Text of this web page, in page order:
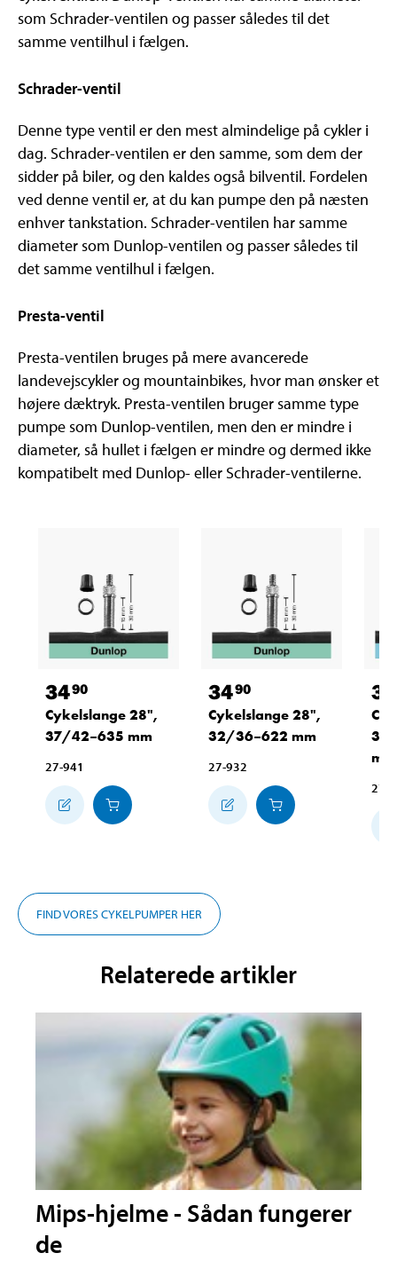
som Schrader-ventilen og passer således til det
samme ventilhul i fælgen.
Schrader-ventil
Denne type ventil er den mest almindelige på cykler i
dag. Schrader-ventilen er den samme, som dem der
sidder på biler, og den kaldes også bilventil. Fordelen
ved denne ventil er, at du kan pumpe den på næsten
enhver tankstation. Schrader-ventilen har samme
diameter som Dunlop-ventilen og passer således til
det samme ventilhul i fælgen.
Presta-ventil
Presta-ventilen bruges på mere avancerede
landevejscykler og mountainbikes, hvor man ønsker et
højere dæktryk. Presta-ventilen bruger samme type
pumpe som Dunlop-ventilen, men den er mindre i
diameter, så hullet i fælgen er mindre og dermed ikke
kompatibelt med Dunlop- eller Schrader-ventilerne.
3490
Cykelslange 28",
37/42–635 mm
27-941
3490
Cykelslange 28",
32/36–622 mm
27-932
34
mm
27-
FIND VORES CYKELPUMPER HER
Relaterede artikler
Mips-hjelme - Sådan fungerer
de